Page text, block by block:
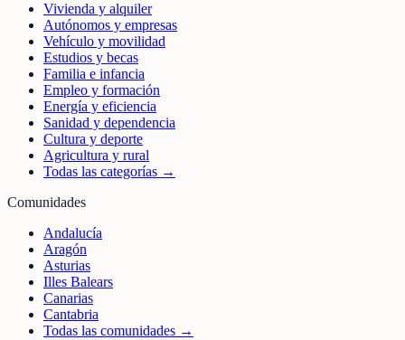
Vivienda y alquiler
Autónomos y empresas
Vehículo y movilidad
Estudios y becas
Familia e infancia
Empleo y formación
Energía y eficiencia
Sanidad y dependencia
Cultura y deporte
Agricultura y rural
Todas las categorías →
Comunidades
Andalucía
Aragón
Asturias
Illes Balears
Canarias
Cantabria
Todas las comunidades →